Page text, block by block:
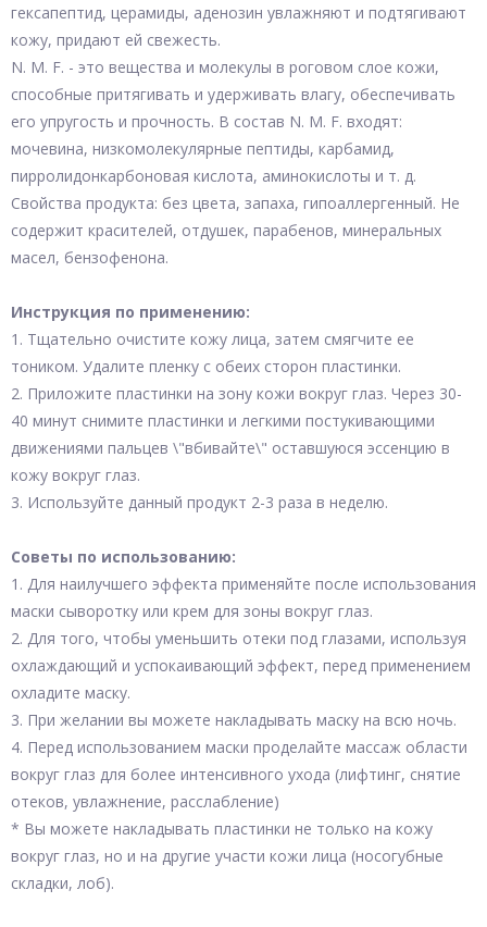
гексапептид, церамиды, аденозин увлажняют и подтягивают
кожу, придают ей свежесть.
N. M. F. - это вещества и молекулы в роговом слое кожи,
способные притягивать и удерживать влагу, обеспечивать
его упругость и прочность. В состав N. M. F. входят:
мочевина, низкомолекулярные пептиды, карбамид,
пирролидонкарбоновая кислота, аминокислоты и т. д.
Свойства продукта: без цвета, запаха, гипоаллергенный. Не
содержит красителей, отдушек, парабенов, минеральных
масел, бензофенона.
Инструкция по применению:
1. Тщательно очистите кожу лица, затем смягчите ее
тоником. Удалите пленку с обеих сторон пластинки.
2. Приложите пластинки на зону кожи вокруг глаз. Через 30-
40 минут снимите пластинки и легкими постукивающими
движениями пальцев \"вбивайте\" оставшуюся эссенцию в
кожу вокруг глаз.
3. Используйте данный продукт 2-3 раза в неделю.
Советы по использованию:
1. Для наилучшего эффекта применяйте после использования
маски сыворотку или крем для зоны вокруг глаз.
2. Для того, чтобы уменьшить отеки под глазами, используя
охлаждающий и успокаивающий эффект, перед применением
охладите маску.
3. При желании вы можете накладывать маску на всю ночь.
4. Перед использованием маски проделайте массаж области
вокруг глаз для более интенсивного ухода (лифтинг, снятие
отеков, увлажнение, расслабление)
* Вы можете накладывать пластинки не только на кожу
вокруг глаз, но и на другие участи кожи лица (носогубные
складки, лоб).